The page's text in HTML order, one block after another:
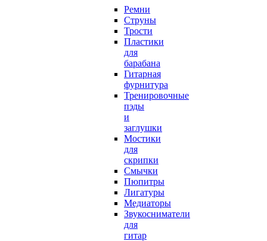
Ремни
Струны
Трости
Пластики
для
барабана
Гитарная
фурнитура
Тренировочные
пэды
и
заглушки
Мостики
для
скрипки
Смычки
Пюпитры
Лигатуры
Медиаторы
Звукосниматели
для
гитар